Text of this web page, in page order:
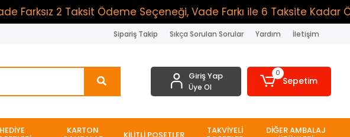
2 Taksit Ödeme Seçeneği, Vade Farkı ile 6 Taksite Kadar Ödeme
Sipariş Takip Sıkça Sorulan Sorular Yardım İletişim
Giriş Yap
Üye Ol
0
Sepetim
HEDİYE KARTON KİLİTLİ POŞETLER TAKVİYELİ DİĞER AMBALAJ